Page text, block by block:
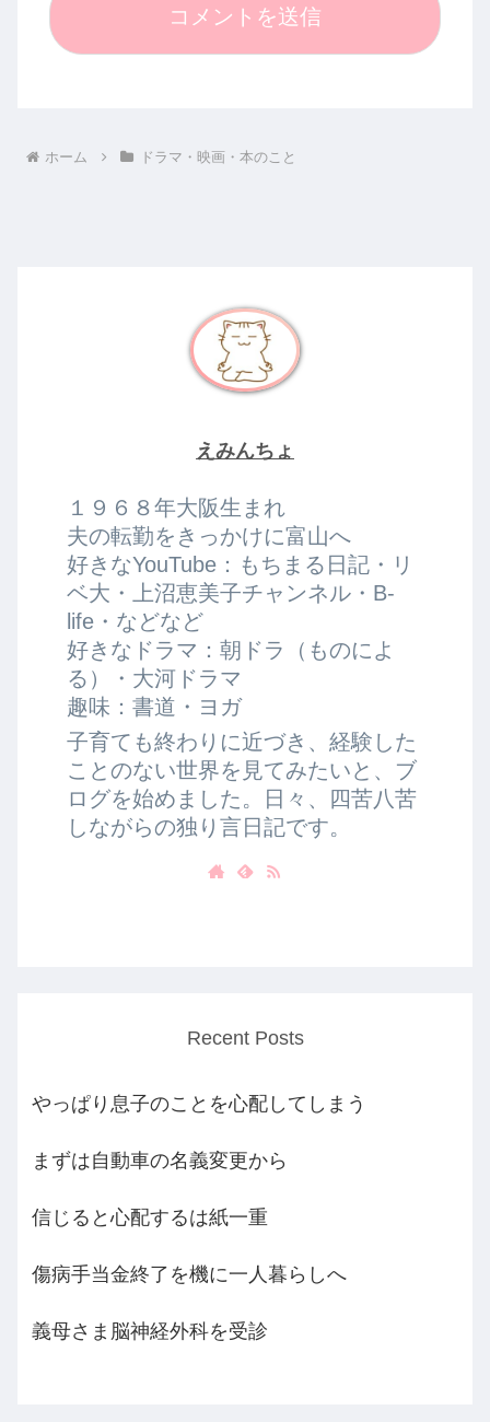
ホーム ドラマ・映画・本のこと
えみんちょ
１９６８年大阪生まれ
夫の転勤をきっかけに富山へ
好きなYouTube：もちまる日記・リ
ベ大・上沼恵美子チャンネル・B-
life・などなど
好きなドラマ：朝ドラ（ものによ
る）・大河ドラマ
趣味：書道・ヨガ
子育ても終わりに近づき、経験した
ことのない世界を見てみたいと、ブ
ログを始めました。日々、四苦八苦
しながらの独り言日記です。
Recent Posts
やっぱり息子のことを心配してしまう
まずは自動車の名義変更から
信じると心配するは紙一重
傷病手当金終了を機に一人暮らしへ
義母さま脳神経外科を受診